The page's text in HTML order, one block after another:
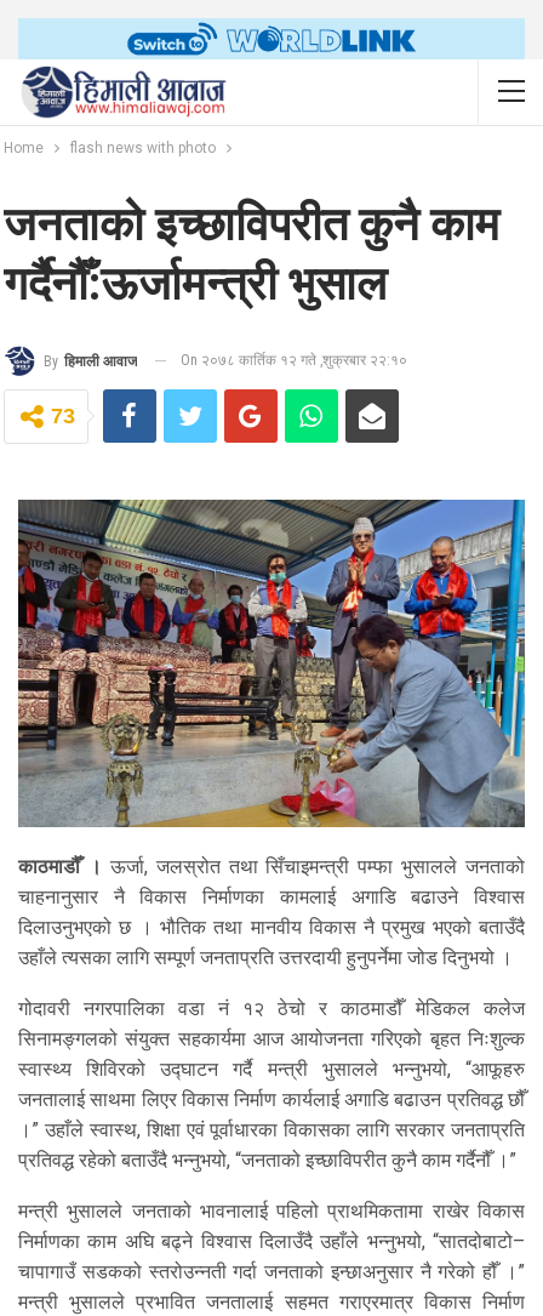
Home flash news with photo
जनताको इच्छाविपरीत कुनै काम
गर्दैनौँ:ऊर्जामन्त्री भुसाल
By हिमाली आवाज On २०७८ कार्तिक १२ गते ,शुक्रबार २२:१०
73
काठमाडौँ । ऊर्जा, जलस्रोत तथा सिँचाइमन्त्री पम्फा भुसालले जनताको
चाहनानुसार नै विकास निर्माणका कामलाई अगाडि बढाउने विश्वास
दिलाउनुभएको छ । भौतिक तथा मानवीय विकास नै प्रमुख भएको बताउँदै
उहाँले त्यसका लागि सम्पूर्ण जनताप्रति उत्तरदायी हुनुपर्नेमा जोड दिनुभयो ।
गोदावरी नगरपालिका वडा नं १२ ठेचो र काठमाडौँ मेडिकल कलेज
सिनामङ्गलको संयुक्त सहकार्यमा आज आयोजनता गरिएको बृहत निःशुल्क
स्वास्थ्य शिविरको उद्घाटन गर्दै मन्त्री भुसालले भन्नुभयो, “आफूहरु
जनतालाई साथमा लिएर विकास निर्माण कार्यलाई अगाडि बढाउन प्रतिवद्ध छौँ
।” उहाँले स्वास्थ, शिक्षा एवं पूर्वाधारका विकासका लागि सरकार जनताप्रति
प्रतिवद्ध रहेको बताउँदै भन्नुभयो, “जनताको इच्छाविपरीत कुनै काम गर्दैनौँ ।”
मन्त्री भुसालले जनताको भावनालाई पहिलो प्राथमिकतामा राखेर विकास
निर्माणका काम अघि बढ्ने विश्वास दिलाउँदै उहाँले भन्नुभयो, “सातदोबाटो–
चापागाउँ सडकको स्तरोउन्नती गर्दा जनताको इन्छाअनुसार नै गरेको हौँ ।”
मन्त्री भुसालले प्रभावित जनतालाई सहमत गराएरमात्र विकास निर्माण